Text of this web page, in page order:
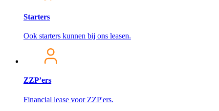
Starters
Ook starters kunnen bij ons leasen.
ZZP’ers
Financial lease voor ZZP'ers.